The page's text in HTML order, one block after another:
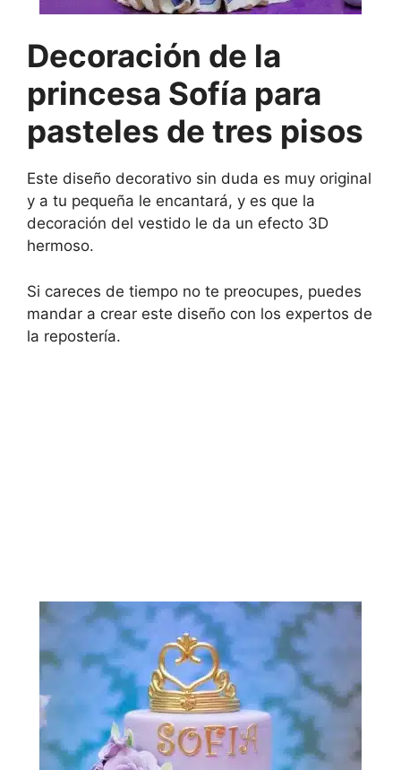
Decoración de la
princesa Sofía para
pasteles de tres pisos
Este diseño decorativo sin duda es muy original
y a tu pequeña le encantará, y es que la
decoración del vestido le da un efecto 3D
hermoso.
Si careces de tiempo no te preocupes, puedes
mandar a crear este diseño con los expertos de
la repostería.